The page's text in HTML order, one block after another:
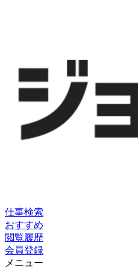
仕事検索
おすすめ
閲覧履歴
会員登録
メニュー